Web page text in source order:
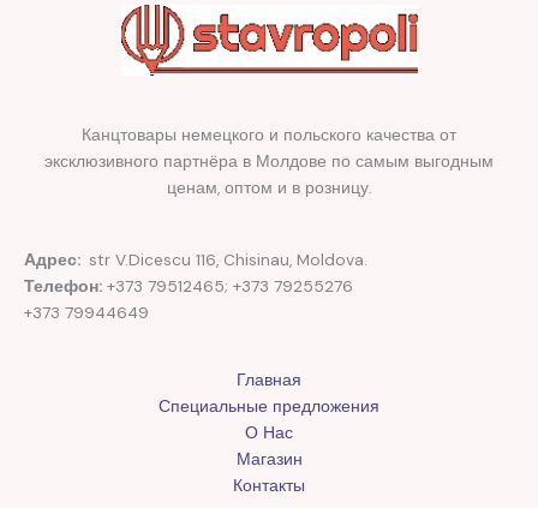
Канцтовары немецкого и польского качества от
эксклюзивного партнёра в Молдове по самым выгодным
ценам, оптом и в розницу.
Адрес: str V.Dicescu 116, Chisinau, Moldova.
Телефон: +373 79512465; +373 79255276
+373 79944649
Главная
Специальные предложения
О Нас
Магазин
Контакты